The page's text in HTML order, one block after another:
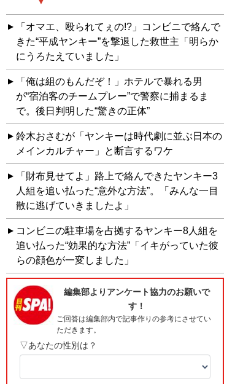
「オマエ、殴られてぇの!?」コンビニで絡んで
きた“平成ヤンキー”を撃退した救世主「明らか
にうろたえていました」
「俺は組のもんだぞ！」ホテルで暴れる男
が“宿泊客のチームプレー”で警察に捕まるま
で。後日判明した“驚きの正体”
鈴木おさむが「ヤンキーは時代劇に並ぶ日本の
メインカルチャー」と断言するワケ
「財布見せてよ」路上で絡んできたヤンキー3
人組を追い払った“意外な方法”。「みんな一目
散に逃げていきましたよ」
コンビニの駐車場を占拠するヤンキー8人組を
追い払った“効果的な方法”「イキがっていた彼
らの顔色が一変しました」